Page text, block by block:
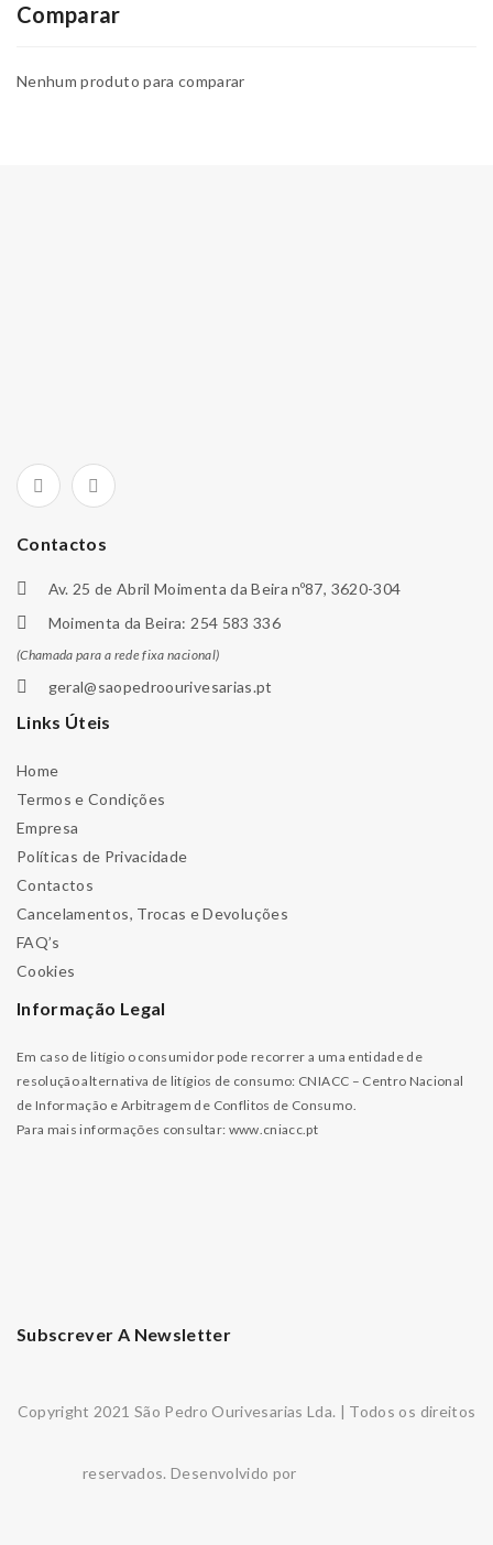
Comparar
Nenhum produto para comparar
Contactos
Av. 25 de Abril Moimenta da Beira nº87, 3620-304
Moimenta da Beira: 254 583 336
(Chamada para a rede fixa nacional)
geral@saopedroourivesarias.pt
Links Úteis
Home
Termos e Condições
Empresa
Políticas de Privacidade
Contactos
Cancelamentos, Trocas e Devoluções
FAQ’s
Cookies
Informação Legal
Em caso de litígio o consumidor pode recorrer a uma entidade de
resolução alternativa de litígios de consumo: CNIACC – Centro Nacional
de Informação e Arbitragem de Conflitos de Consumo.
Para mais informações consultar: www.cniacc.pt
Subscrever A Newsletter
Copyright 2021 São Pedro Ourivesarias Lda. | Todos os direitos
reservados. Desenvolvido por